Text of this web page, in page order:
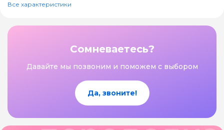
Все характеристики
Сомневаетесь?
Давайте мы позвоним и поможем с выбором
Да, звоните!